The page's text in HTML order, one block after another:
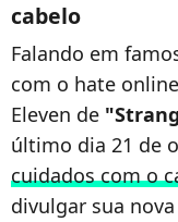
cabelo
Falando em
com o hate
Eleven de
último dia 21 de
cuidados com o
divulgar sua